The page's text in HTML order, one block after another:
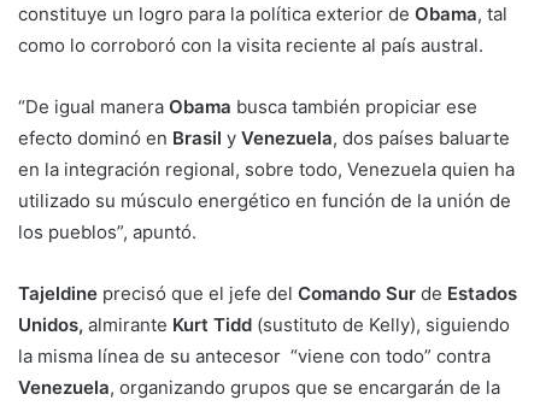
constituye un logro para la política exterior de Obama, tal
como lo corroboró con la visita reciente al país austral.
“De igual manera Obama busca también propiciar ese
efecto dominó en Brasil y Venezuela, dos países baluarte
en la integración regional, sobre todo, Venezuela quien ha
utilizado su músculo energético en función de la unión de
los pueblos”, apuntó.
Tajeldine precisó que el jefe del Comando Sur de Estados
Unidos, almirante Kurt Tidd (sustituto de Kelly), siguiendo
la misma línea de su antecesor “viene con todo” contra
Venezuela, organizando grupos que se encargarán de la